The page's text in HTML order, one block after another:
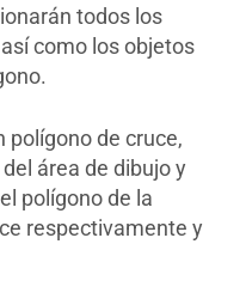
todos los
como los objetos
polígono de cruce,
área de dibujo y
polígono de la
respectivamente y